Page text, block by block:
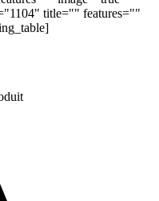
title="" features=""